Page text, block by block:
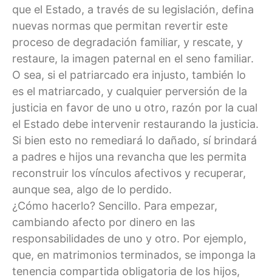
que el Estado, a través de su legislación, defina
nuevas normas que permitan revertir este
proceso de degradación familiar, y rescate, y
restaure, la imagen paternal en el seno familiar.
O sea, si el patriarcado era injusto, también lo
es el matriarcado, y cualquier perversión de la
justicia en favor de uno u otro, razón por la cual
el Estado debe intervenir restaurando la justicia.
Si bien esto no remediará lo dañado, sí brindará
a padres e hijos una revancha que les permita
reconstruir los vínculos afectivos y recuperar,
aunque sea, algo de lo perdido.
¿Cómo hacerlo? Sencillo. Para empezar,
cambiando afecto por dinero en las
responsabilidades de uno y otro. Por ejemplo,
que, en matrimonios terminados, se imponga la
tenencia compartida obligatoria de los hijos,